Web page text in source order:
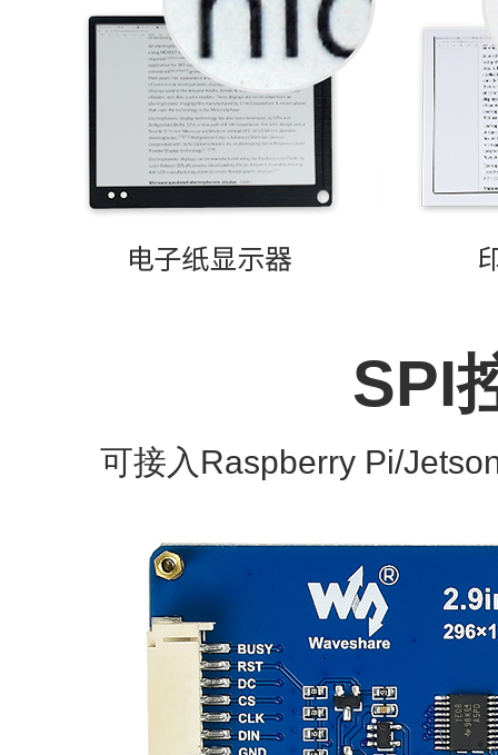
SPI
可接入Raspberry Pi/